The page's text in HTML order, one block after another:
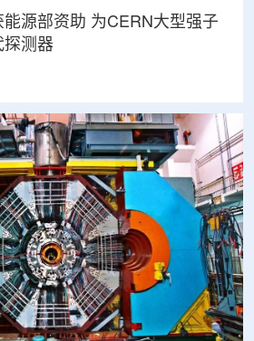
源部资助 为CERN大型强子
探测器